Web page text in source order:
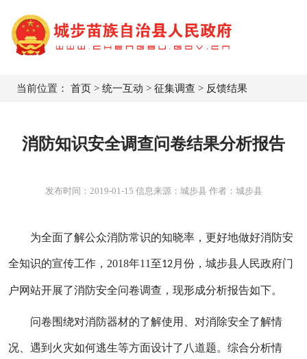
当前位置：首页 >统一互动 >征集调查 > 反馈结果
消防知识安全调查问卷结果分析报告
发布时间： 2019-01-15 信息来源：城步县 作者：城步县
为全面了解公众消防常识的知晓率 ，更好地做好消防安
全知识的宣传工作 ，2018年11至12月份 ，城步县人民政府门
户网站开展了消防安全问卷调查 ，现形成分析报告如下。
问卷围绕对消防器材的了解使用、对消除安全了解情
况、遇到火灾如何逃生等方面设计了八道题。综合分析情